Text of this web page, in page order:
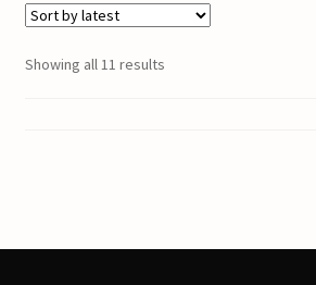
Showing all 11 results